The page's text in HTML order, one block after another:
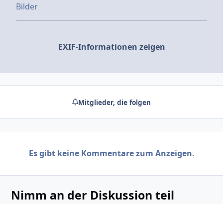
Bilder
EXIF-Informationen zeigen
Mitglieder, die folgen
Es gibt keine Kommentare zum Anzeigen.
Nimm an der Diskussion teil